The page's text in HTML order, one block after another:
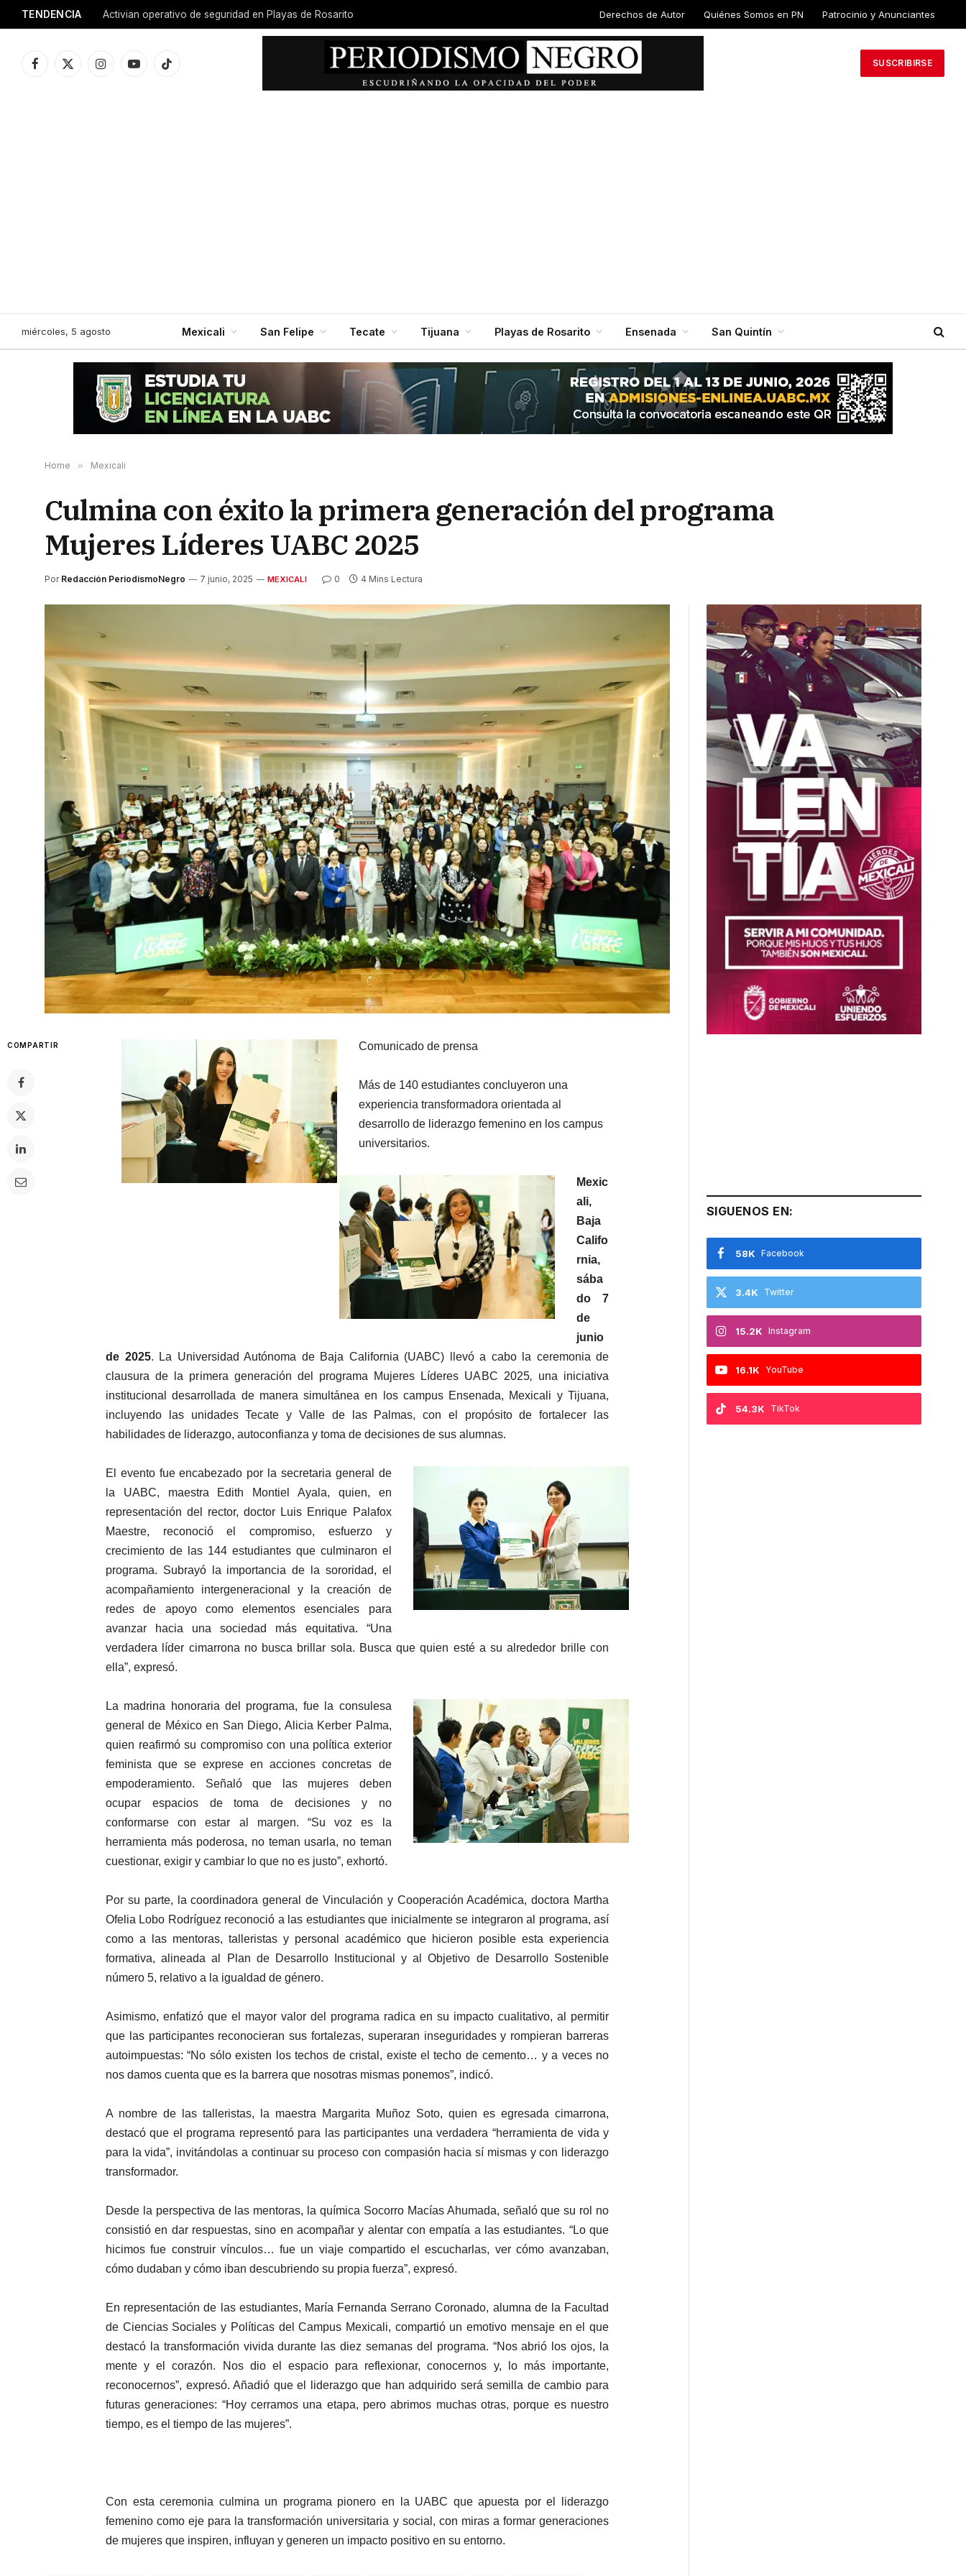
Derechos de
Autor
Quiénes Somos en
PN
Patrocinio y
Anunciantes
Facebook
X
InstagramYouTubeTikTok
SUSCRIBIRSE
miércoles, 5 agosto Mexicali San Felipe Tecate Tijuana Playas de Rosarito Ensenada San Quintín
Home » Mexicali
Culmina con éxito la primera generación del programa
Mujeres Líderes UABC 2025
Por Redacción PeriodismoNegro 7 junio, 2025 MEXICALI 0 4 Mins Lectura
COMPARTIR Comunicado de prensa
Más de 140 estudiantes concluyeron una
experiencia transformadora orientada al
desarrollo de liderazgo femenino en los campus
universitarios.
Mexic
ali,
Baja
Califo
rnia,
sába
do 7
de
junio
de 2025. La Universidad Autónoma de Baja California (UABC) llevó a cabo la ceremonia de
clausura de la primera generación del programa Mujeres Líderes UABC 2025, una iniciativa
institucional desarrollada de manera simultánea en los campus Ensenada, Mexicali y Tijuana,
incluyendo las unidades Tecate y Valle de las Palmas, con el propósito de fortalecer las
habilidades de liderazgo, autoconfianza y toma de decisiones de sus alumnas.
El evento fue encabezado por la secretaria general de
la UABC, maestra Edith Montiel Ayala, quien, en
representación del rector, doctor Luis Enrique Palafox
Maestre, reconoció el compromiso, esfuerzo y
crecimiento de las 144 estudiantes que culminaron el
programa. Subrayó la importancia de la sororidad, el
acompañamiento intergeneracional y la creación de
redes de apoyo como elementos esenciales para
avanzar hacia una sociedad más equitativa. “Una
verdadera líder cimarrona no busca brillar sola. Busca que quien esté a su alrededor brille con
ella”, expresó.
La madrina honoraria del programa, fue la consulesa
general de México en San Diego, Alicia Kerber Palma,
quien reafirmó su compromiso con una política exterior
feminista que se exprese en acciones concretas de
empoderamiento. Señaló que las mujeres deben
ocupar espacios de toma de decisiones y no
conformarse con estar al margen. “Su voz es la
herramienta más poderosa, no teman usarla, no teman
cuestionar, exigir y cambiar lo que no es justo”, exhortó.
Por su parte, la coordinadora general de Vinculación y Cooperación Académica, doctora Martha
Ofelia Lobo Rodríguez reconoció a las estudiantes que inicialmente se integraron al programa, así
como a las mentoras, talleristas y personal académico que hicieron posible esta experiencia
formativa, alineada al Plan de Desarrollo Institucional y al Objetivo de Desarrollo Sostenible
número 5, relativo a la igualdad de género.
Asimismo, enfatizó que el mayor valor del programa radica en su impacto cualitativo, al permitir
que las participantes reconocieran sus fortalezas, superaran inseguridades y rompieran barreras
autoimpuestas: “No sólo existen los techos de cristal, existe el techo de cemento… y a veces no
nos damos cuenta que es la barrera que nosotras mismas ponemos”, indicó.
A nombre de las talleristas, la maestra Margarita Muñoz Soto, quien es egresada cimarrona,
destacó que el programa representó para las participantes una verdadera “herramienta de vida y
para la vida”, invitándolas a continuar su proceso con compasión hacia sí mismas y con liderazgo
transformador.
Desde la perspectiva de las mentoras, la química Socorro Macías Ahumada, señaló que su rol no
consistió en dar respuestas, sino en acompañar y alentar con empatía a las estudiantes. “Lo que
hicimos fue construir vínculos… fue un viaje compartido el escucharlas, ver cómo avanzaban,
cómo dudaban y cómo iban descubriendo su propia fuerza”, expresó.
En representación de las estudiantes, María Fernanda Serrano Coronado, alumna de la Facultad
de Ciencias Sociales y Políticas del Campus Mexicali, compartió un emotivo mensaje en el que
destacó la transformación vivida durante las diez semanas del programa. “Nos abrió los ojos, la
mente y el corazón. Nos dio el espacio para reflexionar, conocernos y, lo más importante,
reconocernos”, expresó. Añadió que el liderazgo que han adquirido será semilla de cambio para
futuras generaciones: “Hoy cerramos una etapa, pero abrimos muchas otras, porque es nuestro
tiempo, es el tiempo de las mujeres”.
Con esta ceremonia culmina un programa pionero en la UABC que apuesta por el liderazgo
femenino como eje para la transformación universitaria y social, con miras a formar generaciones
de mujeres que inspiren, influyan y generen un impacto positivo en su entorno.
SIGUENOS EN:
Facebook
58K
Twitter
3.4K
Instagram
15.2K
YouTube
16.1K
TikTok
54.3K